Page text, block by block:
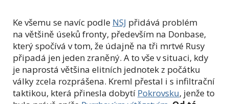
Ke všemu se navíc podle NSJ přidává problém
na většině úseků fronty, především na Donbase,
který spočívá v tom, že údajně na tři mrtvé Rusy
připadá jen jeden zraněný. A to vše v situaci, kdy
je naprostá většina elitních jednotek z počátku
války zcela rozprášena. Kreml přestal i s infiltrační
taktikou, která přinesla dobytí Pokrovsku, jenže to